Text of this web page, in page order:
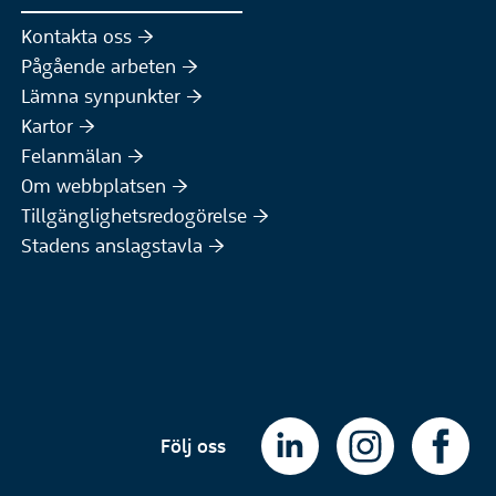
Kontakta oss :höger:
Pågående arbeten :höger:
Lämna synpunkter :höger:(Extern webbplats)
Kartor :höger:(Extern webbplats)
Felanmälan :höger:(Extern webbplats)
Om webbplatsen :höger:
Tillgänglighetsredogörelse :höger:
Stadens anslagstavla :höger:
Följ oss